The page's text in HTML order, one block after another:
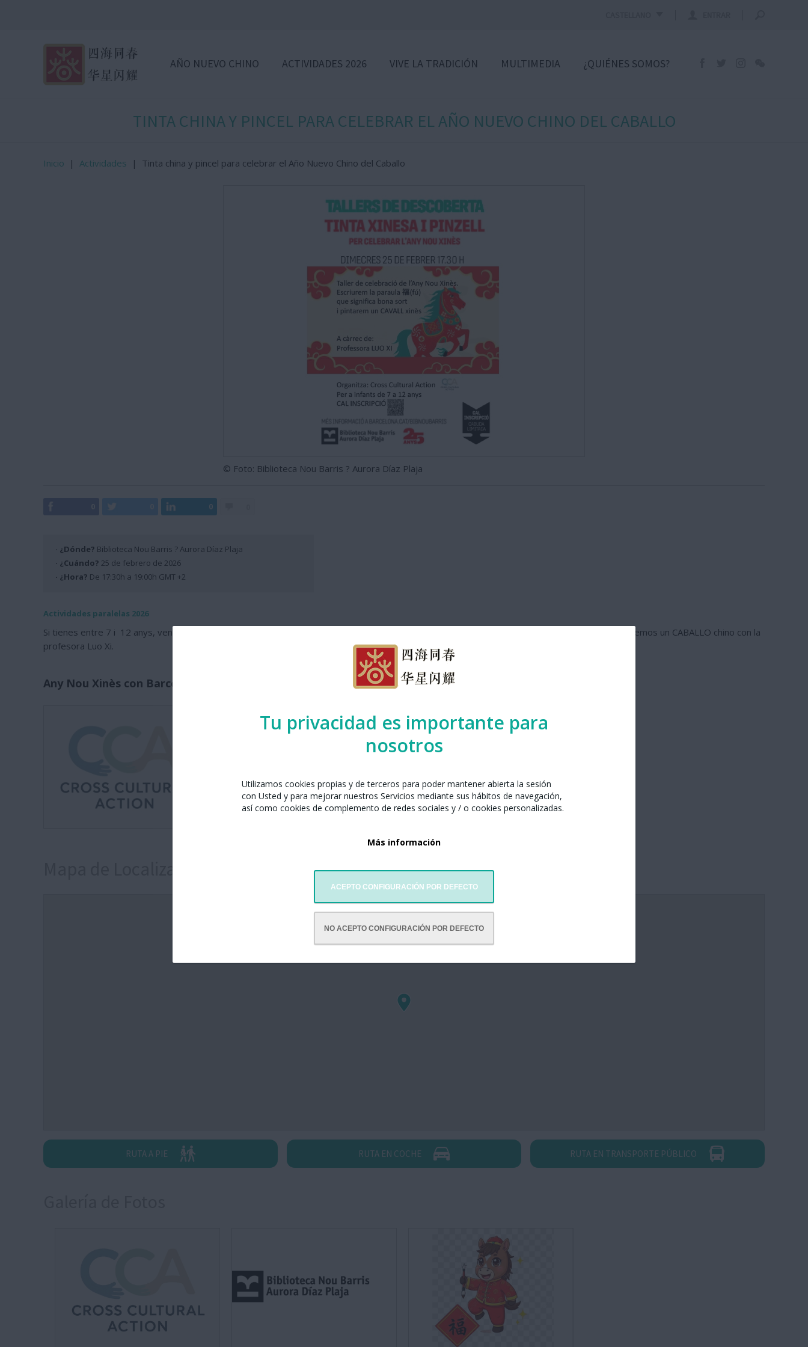
Tu privacidad es importante para
nosotros
Utilizamos cookies propias y de terceros para poder mantener abierta la sesión
con Usted y para mejorar nuestros Servicios mediante sus hábitos de navegación,
así como cookies de complemento de redes sociales y / o cookies personalizadas.
Más información
ACEPTO CONFIGURACIÓN POR DEFECTO
NO ACEPTO CONFIGURACIÓN POR DEFECTO
AÑO NUEVO CHINO ACTIVIDADES 2026 VIVE LA TRADICIÓN MULTIMEDIA ¿QUIÉNES SOMOS?
TINTA CHINA Y PINCEL PARA CELEBRAR EL AÑO NUEVO CHINO DEL CABALLO
Inicio | Actividades | Tinta china y pincel para celebrar el Año Nuevo Chino del Caballo
© Foto: Biblioteca Nou Barris ? Aurora Díaz Plaja
0
· ¿Dónde? Biblioteca Nou Barris ? Aurora Díaz Plaja
· ¿Cuándo? 25 de febrero de 2026
· ¿Hora? De 17:30h a 19:00h GMT +2
Actividades paralelas 2026
Si tienes entre 7 i 12 anys, ven al taller de celebración del Año NUevo Chino. Escribiremos la palabra 福(fú), que significa buena suerte y pintaremos un CABALLO chino con la
profesora Luo Xi.
Any Nou Xinès con Barcelona presenta la actividad organizada por:
RUTA A PIE RUTA EN COCHE RUTA EN TRANSPORTE PÚBLICO